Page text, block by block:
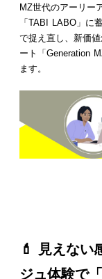
MZ世代のアーリー
「TABI LABO」に
で捉え直し、新価
ート「Generation
ます。
💄 見えない
ジュ体験で